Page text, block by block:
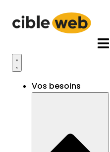
contenu
Vos besoins